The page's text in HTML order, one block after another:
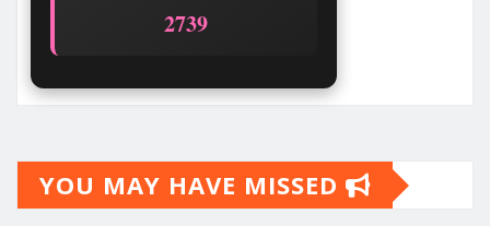
2739
YOU MAY HAVE MISSED